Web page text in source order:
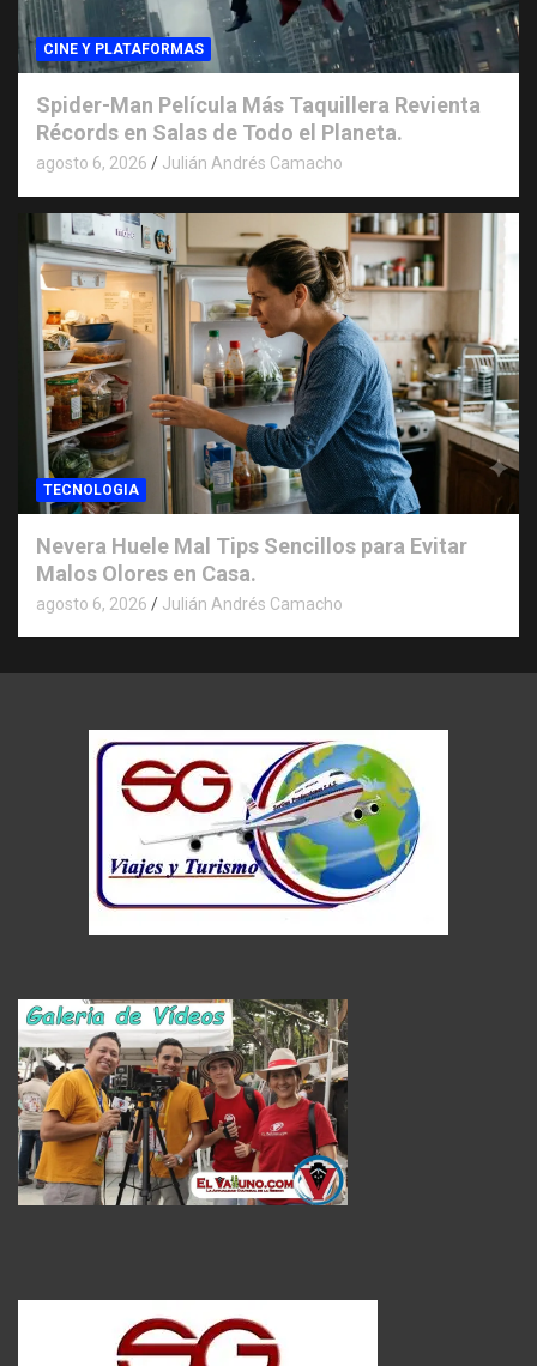
CINE Y PLATAFORMAS
Spider-Man Película Más Taquillera Revienta
Récords en Salas de Todo el Planeta.
agosto 6, 2026 Julián Andrés Camacho
TECNOLOGIA
Nevera Huele Mal Tips Sencillos para Evitar
Malos Olores en Casa.
agosto 6, 2026 Julián Andrés Camacho